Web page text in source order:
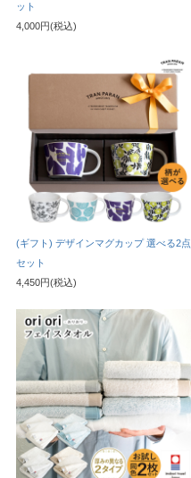
ット
4,000円(税込)
(ギフト) デザインマグカップ 選べる2点
セット
4,450円(税込)